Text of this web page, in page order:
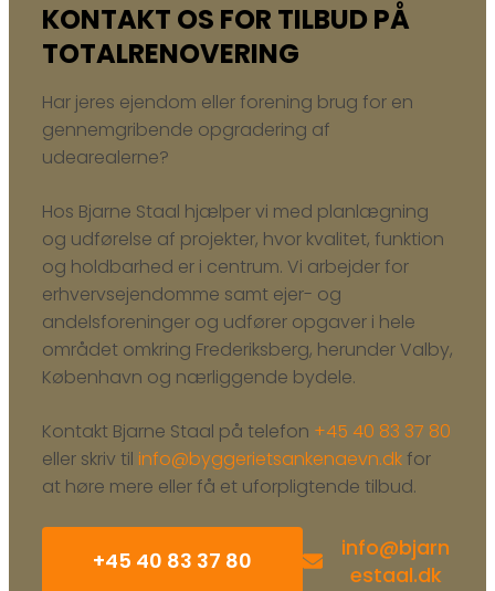
KONTAKT OS FOR TILBUD PÅ
TOTALRENOVERING
Har jeres ejendom eller forening brug for en
gennemgribende opgradering af
udearealerne?
Hos Bjarne Staal hjælper vi med planlægning
og udførelse af projekter, hvor kvalitet, funktion
og holdbarhed er i centrum. Vi arbejder for
erhvervsejendomme samt ejer- og
andelsforeninger og udfører opgaver i hele
området omkring Frederiksberg, herunder Valby,
København og nærliggende bydele.
Kontakt Bjarne Staal på telefon +45 40 83 37 80
eller skriv til info@byggerietsankenaevn.dkfor
at høre mere eller få et uforpligtende tilbud.
+45 ​40 83 37 80
info@bjarn
estaal.dk